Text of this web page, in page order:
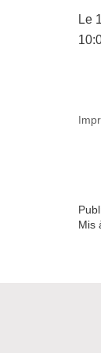
Le
Mis